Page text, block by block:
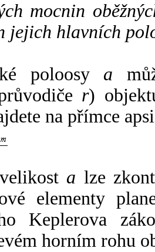
mocnin
jejich hlavních
poloosy a
r)
na přímce
a lze
elementy
Keplerova
horním rohu